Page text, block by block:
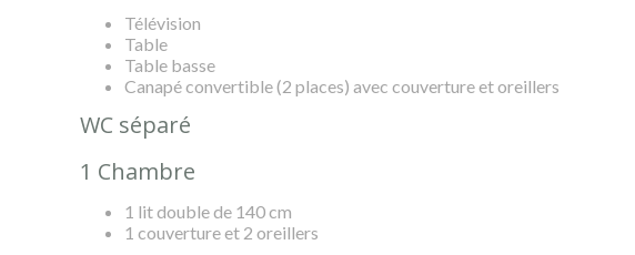
Télévision
Table
Table basse
Canapé convertible (2 places) avec couverture et oreillers
WC séparé
1 Chambre
1 lit double de 140 cm
1 couverture et 2 oreillers